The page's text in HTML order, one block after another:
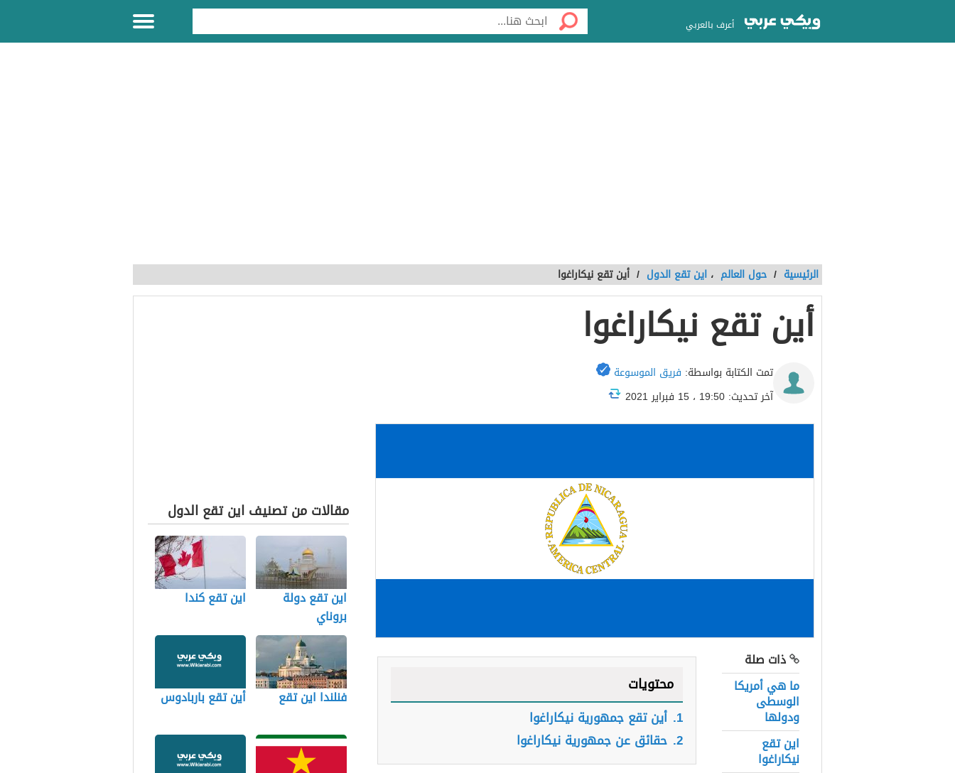
أعرف بالعربي
الرئيسية / حول العالم ، اين تقع الدول / أين تقع نيكاراغوا
أين تقع نيكاراغوا
تمت الكتابة بواسطة: فريق الموسوعة
آخر تحديث: 19:50 ، 15 فبراير 2021
ذات صلة
ما هي أمريكا
الوسطى
ودولها
اين تقع
نيكاراغوا
محتويات
1. أين تقع جمهورية نيكاراغوا
2. حقائق عن جمهورية نيكاراغوا
مقالات من تصنيف اين تقع الدول
اين تقع دولة
بروناي
اين تقع كندا
فنلندا اين تقع أين تقع باربادوس